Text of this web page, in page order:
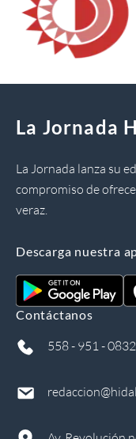
La Jornada
La Jornada lanza su
compromiso de
veraz.
Descarga nuestra
Contáctanos
558 - 951 - 0832